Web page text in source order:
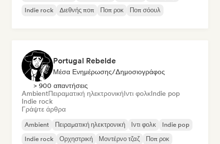
Indie rock
Διεθνής ποπ Ποπ ροκ Ποπ σόουλ
Portugal Rebelde
Μέσα Ενημέρωσης/Δημοσιογράφος
> 900 απαντήσεις
AmbientΠειραματική ηλεκτρονικήΙντι φολκIndie pop
Indie rock
Γράψτε άρθρα
Ambient Πειραματική ηλεκτρονική Ιντι φολκ
Indie pop
Indie rock
Ορχηστρική Μοντέρνο τζαζ Ποπ ροκ